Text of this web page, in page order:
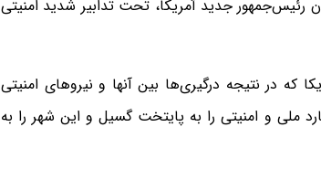
جدید آمریکا، تحت تدابیر شدید امنیتی
که در نتیجه درگیری‌ها بین آنها و نیروهای امنیتی
ملی و امنیتی را به پایتخت گسیل و این شهر را به